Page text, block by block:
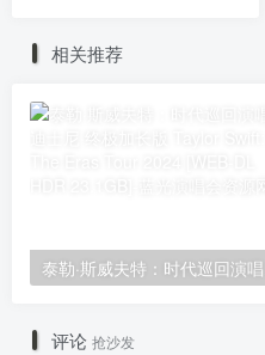
Flac 637MB]
相关推荐
评论 抢沙发